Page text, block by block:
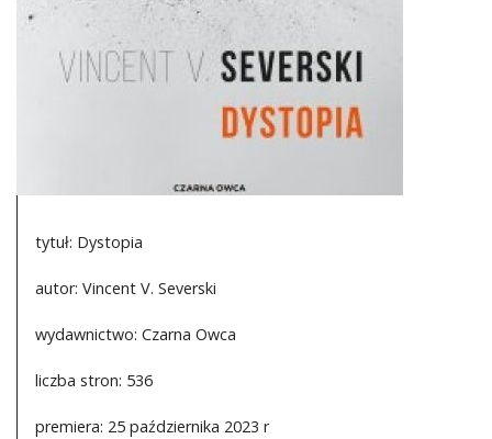
tytuł: Dystopia
autor: Vincent V. Severski
wydawnictwo: Czarna Owca
liczba stron: 536
premiera: 25 października 2023 r